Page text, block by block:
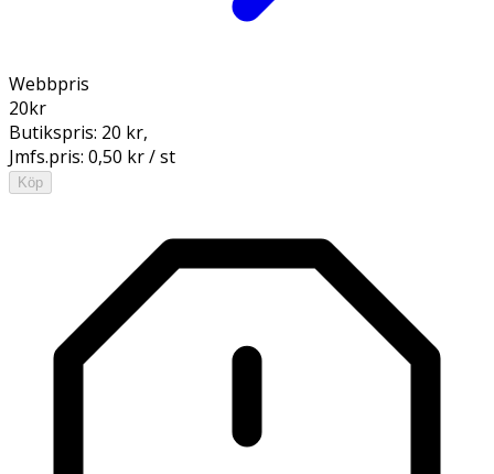
Webbpris
20kr
Butikspris: 20 kr,
Jmfs.pris: 0,50 kr / st
Köp